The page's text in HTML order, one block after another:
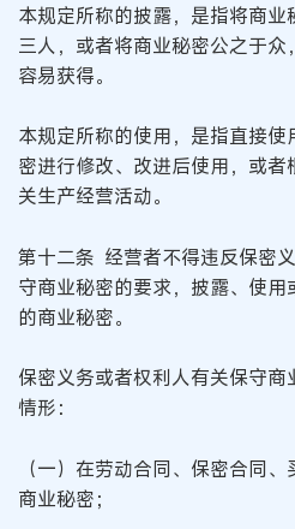
本规定所称的披露，是指将商
三人，或者将商业秘密公之于
容易获得。
本规定所称的使用，是指直接
密进行修改、改进后使用，或
关生产经营活动。
第十二条 经营者不得违反保密
守商业秘密的要求，披露、使
的商业秘密。
保密义务或者权利人有关保守
情形：
（一）在劳动合同、保密合同
商业秘密；